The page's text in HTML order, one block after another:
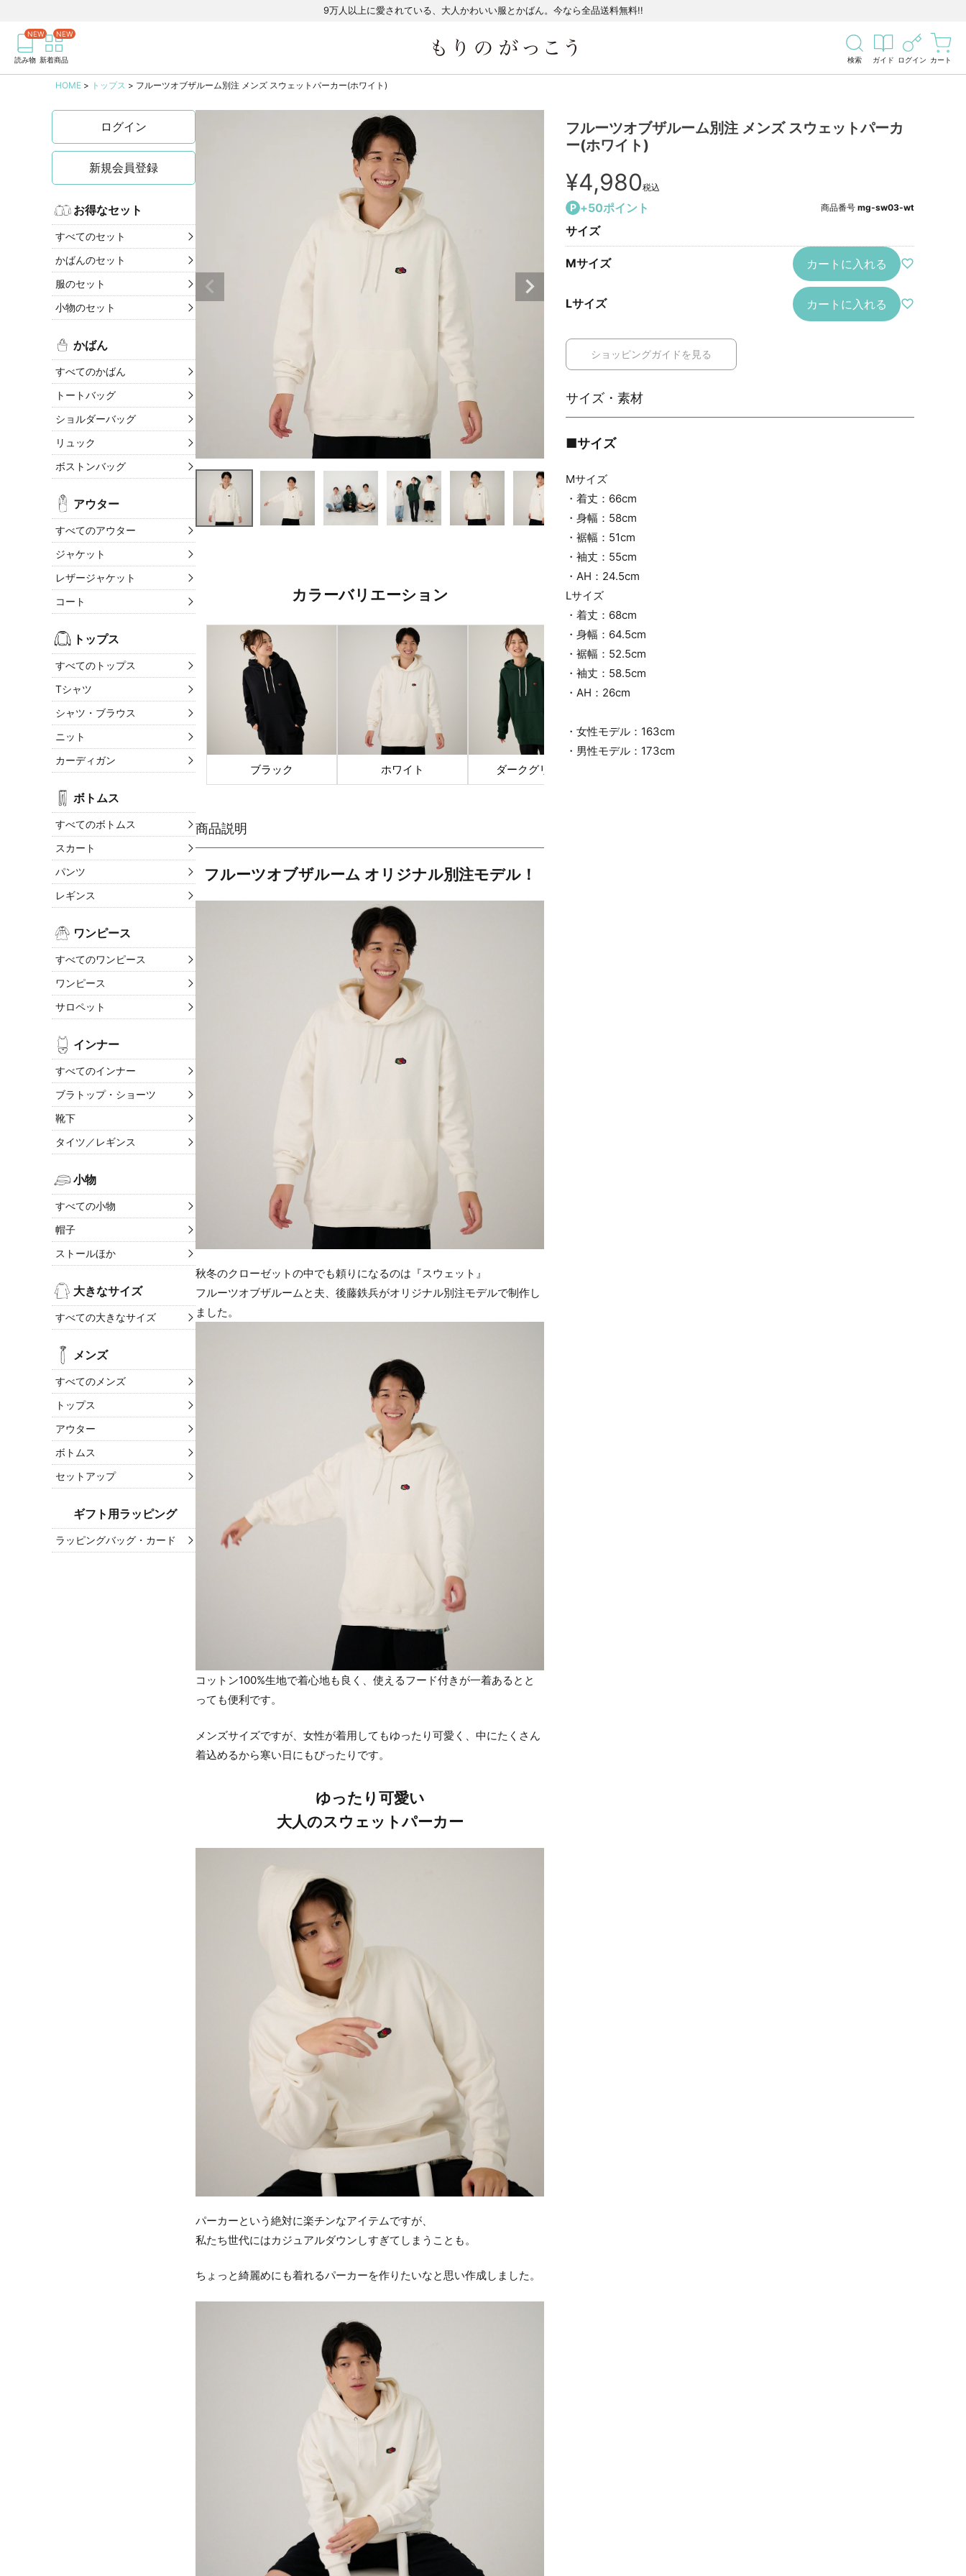
9万人以上に愛されている、大人かわいい服とかばん。今なら全品送料無料!!
読み物 新着商品 検索 ガイド ログイン カート
商品を検索
HOME トップス フルーツオブザルーム別注 メンズ スウェットパーカー(ホワイト)
ログイン
新規会員登録
お得なセット
すべてのセット
かばんのセット
服のセット
小物のセット
かばん
すべてのかばん
トートバッグ
ショルダーバッグ
リュック
ボストンバッグ
アウター
すべてのアウター
ジャケット
レザージャケット
コート
トップス
すべてのトップス
Tシャツ
シャツ・ブラウス
ニット
カーディガン
ボトムス
すべてのボトムス
スカート
パンツ
レギンス
ワンピース
すべてのワンピース
ワンピース
サロペット
インナー
すべてのインナー
ブラトップ・ショーツ
靴下
タイツ／レギンス
小物
すべての小物
帽子
ストールほか
大きなサイズ
すべての大きなサイズ
メンズ
すべてのメンズ
トップス
アウター
ボトムス
セットアップ
ギフト用ラッピング
ラッピングバッグ・カード
フルーツオブザルーム別注 メンズ スウェットパーカ
ー(ホワイト)
¥4,980税込
+50ポイント 商品番号 mg-sw03-wt
サイズ
Mサイズ カートに入れる
Lサイズ カートに入れる
ショッピングガイドを見る
フルーツオブザルーム オリジナル別注モデル！
秋冬のクローゼットの中でも頼りになるのは『スウェット』
フルーツオブザルームと夫、後藤鉄兵がオリジナル別注モデルで制作し
ました。
コットン100%生地で着心地も良く、使えるフード付きが一着あるとと
っても便利です。
メンズサイズですが、女性が着用してもゆったり可愛く、中にたくさん
着込めるから寒い日にもぴったりです。
ゆったり可愛い
大人のスウェットパーカー
パーカーという絶対に楽チンなアイテムですが、
私たち世代にはカジュアルダウンしすぎてしまうことも。
ちょっと綺麗めにも着れるパーカーを作りたいなと思い作成しました。
■サイズ
Mサイズ
・着丈：66cm
・身幅：58cm
・裾幅：51cm
・袖丈：55cm
・AH：24.5cm
Lサイズ
・着丈：68cm
・身幅：64.5cm
・裾幅：52.5cm
・袖丈：58.5cm
・AH：26cm
・女性モデル：163cm
・男性モデル：173cm
カラーバリエーション
ブラック ホワイト ダークグリーン